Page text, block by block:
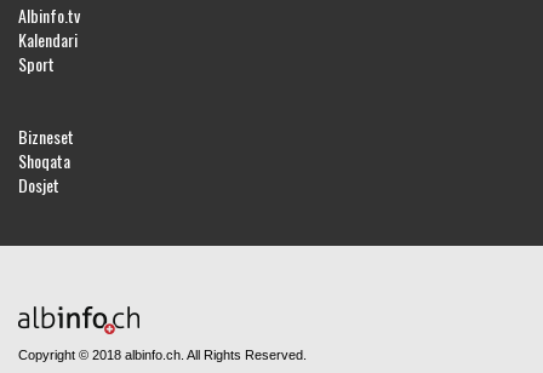
Albinfo.tv
Kalendari
Sport
Bizneset
Shoqata
Dosjet
Copyright © 2018 albinfo.ch. All Rights Reserved.